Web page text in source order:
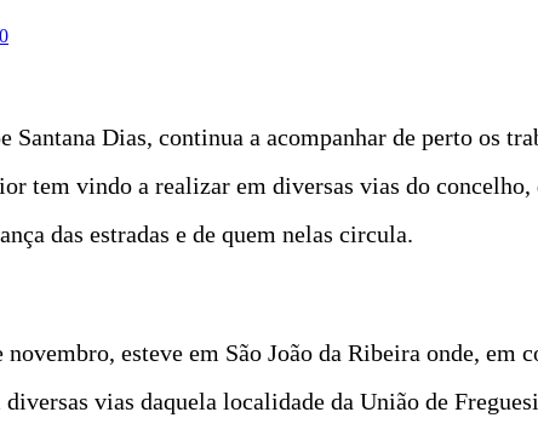
0
Santana Dias, continua a acompanhar de perto os
tem vindo a realizar em diversas vias do concelho,
das estradas e de quem nelas circula.
esteve em São João da Ribeira onde, em
vias daquela localidade da União de